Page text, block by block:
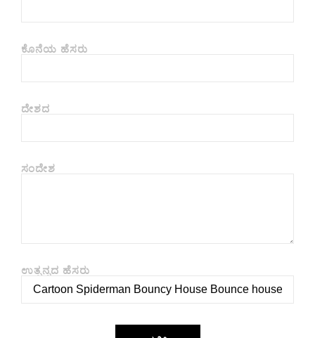
ಕೊನೆಯ ಹೆಸರು
ದೇಶದ
ಸಂದೇಶ
ಉತ್ಪನ್ನದ ಹೆಸರು